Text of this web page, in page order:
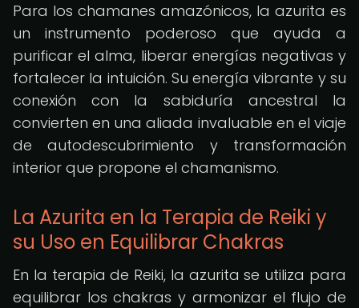
Para los chamanes amazónicos, la azurita es
un instrumento poderoso que ayuda a
purificar el alma, liberar energías negativas y
fortalecer la intuición. Su energía vibrante y su
conexión con la sabiduría ancestral la
convierten en una aliada invaluable en el viaje
de autodescubrimiento y transformación
interior que propone el chamanismo.
La Azurita en la Terapia de Reiki y
su Uso en Equilibrar Chakras
En la terapia de Reiki, la azurita se utiliza para
equilibrar los chakras y armonizar el flujo de